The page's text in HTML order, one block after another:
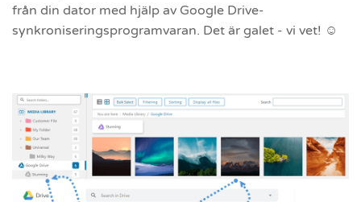
från din dator med hjälp av Google Drive-
synkroniseringsprogramvaran. Det är galet - vi vet! ☺